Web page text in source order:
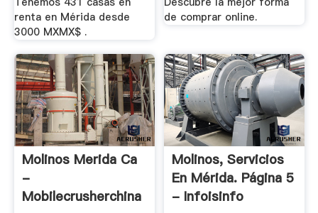
renta en Mérida desde
3000 MXMX$ .
de comprar online.
Molinos Merida Ca
-
Mobilecrusherchina
Molinos, Servicios
En Mérida. Página 5
- Infoisinfo